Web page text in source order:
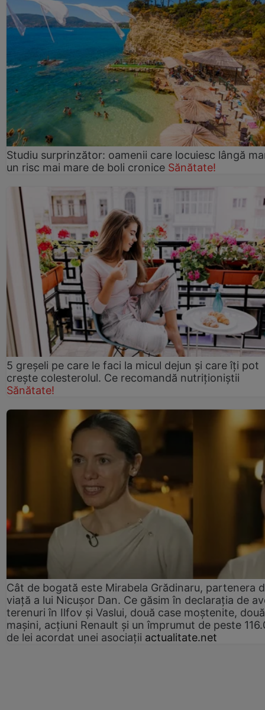
Studiu surprinzător: oamenii care locuiesc lângă
un risc mai mare de boli cronice Sănătate!
5 greșeli pe care le faci la micul dejun și care îți pot
crește colesterolul. Ce recomandă nutriționiștii
Sănătate!
Cât de bogată este Mirabela Grădinaru, partenera
viață a lui Nicușor Dan. Ce găsim în declarația de
terenuri în Ilfov și Vaslui, două case moștenite, două
mașini, acțiuni Renault și un împrumut de peste
de lei acordat unei asociații actualitate.net